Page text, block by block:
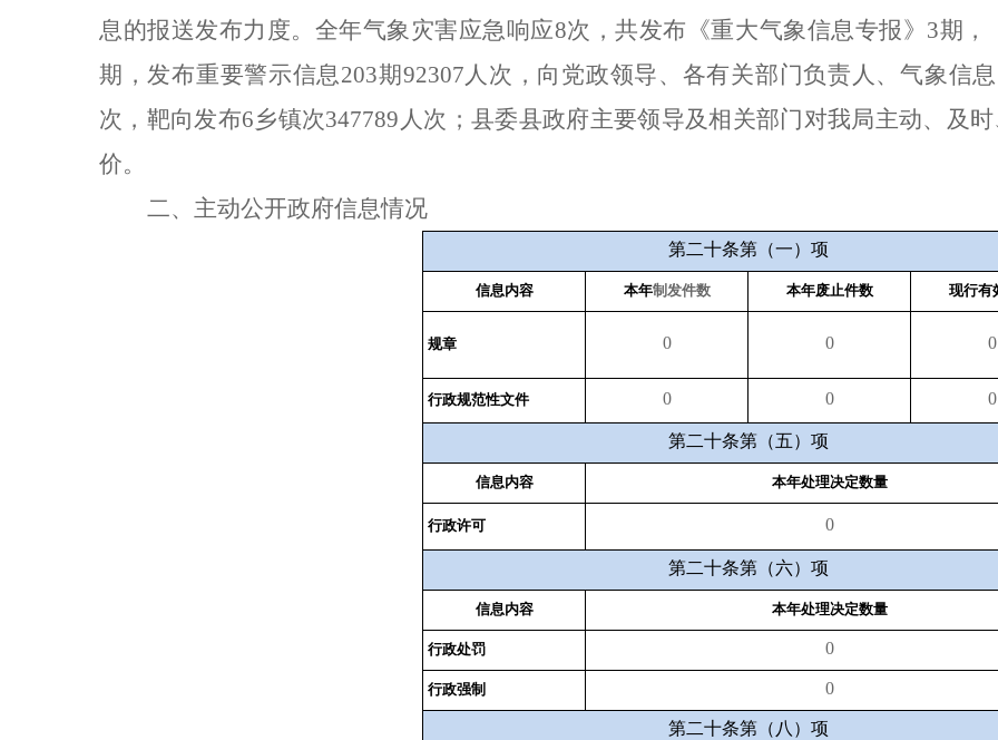
息的报送发布力度。全年气象灾害应急响应8次，共发布《重大气象信息专报》 3期，
期，发布重要警示信息203期92307人次，向党政领导、各有关部门负责人、气象信
次，靶向发布6乡镇次347789 人次；县委县政府主要领导及相关部门对我局主动、及
价。
二、主动公开政府信息情况
第二十条第（一）项
信息内容 本年制发件数 本年废止件数 现行有
规章 0 0 0
行政规范性文件 0 0 0
第二十条第（五）项
信息内容 本年处理决定数量
行政许可 0
第二十条第（六）项
信息内容 本年处理决定数量
行政处罚 0
行政强制 0
第二十条第（八）项